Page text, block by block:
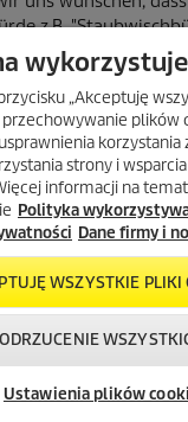
sklepie
internetowym
„Akceptuję
plików
korzystania
strony i
informacji na
Polityka
Dane firmy i
WSZYSTKIE PLIKI
ODRZUCENIE
Ustawienia plików